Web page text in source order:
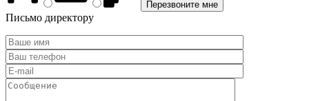
Письмо директору